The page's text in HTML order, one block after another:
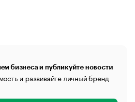
бизнеса и публикуйте новости
и развивайте личный бренд